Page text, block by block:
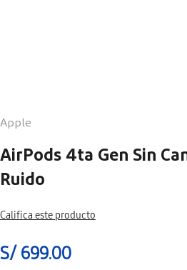
Apple
AirPods 4ta Gen Sin
Ruido
Califica este producto
S/ 699.00